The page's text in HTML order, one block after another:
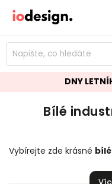
DNY
Bílé
Vybírejte zde krásné